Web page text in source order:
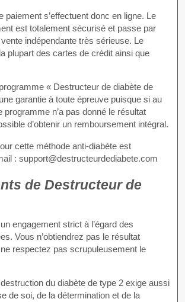
paiement s’effectuent donc en ligne. Le
est totalement sécurisé et passe par
indépendante très sérieuse. Le
plupart des cartes de crédit ainsi que
« Destructeur de diabète de
garantie à toute épreuve puisque si au
programme n’a pas donné le résultat
d’obtenir un remboursement intégral.
cette méthode anti-diabète est
: support@destructeurdediabete.com
de Destructeur de
engagement strict à l’égard des
Vous n’obtiendrez pas le résultat
respectez pas scrupuleusement le
du diabète de type 2 exige aussi
de soi, de la détermination et de la